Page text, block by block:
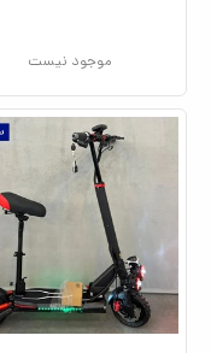
موجود نیست